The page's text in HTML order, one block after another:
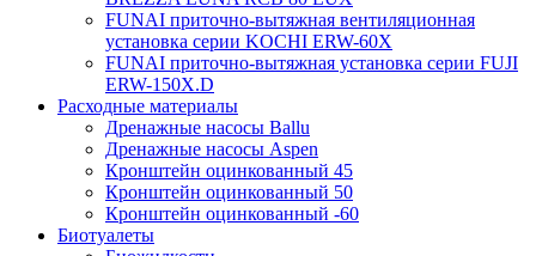
FUNAI приточно-вытяжная вентиляционная
установка серии KOCHI ERW-60X
FUNAI приточно-вытяжная установка серии FUJI
ERW-150X.D
Расходные материалы
Дренажные насосы Ballu
Дренажные насосы Aspen
Кронштейн оцинкованный 45
Кронштейн оцинкованный 50
Кронштейн оцинкованный -60
Биотуалеты